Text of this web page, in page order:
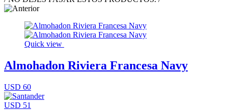
Quick view
Almohadon Riviera Francesa Navy
USD 60
USD 51